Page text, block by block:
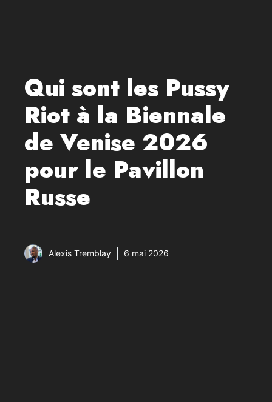
Qui sont les Pussy
Riot à la Biennale
de Venise 2026
pour le Pavillon
Russe
Alexis Tremblay 6 mai 2026